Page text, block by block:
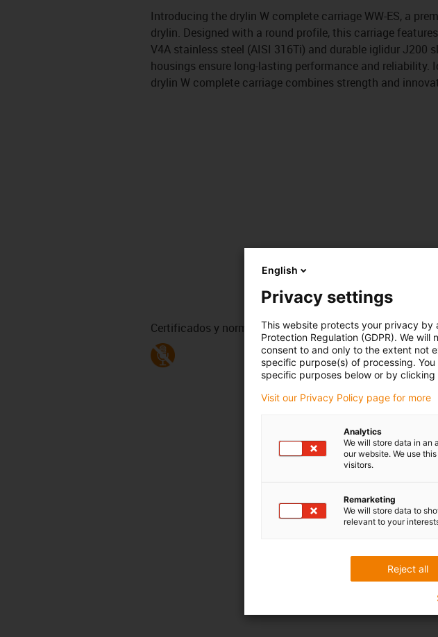
Introducing the drylin W complete carriage WW-ES, a
drylin. Designed with a round profile, this carriage
V4A stainless steel (AISI 316Ti) and durable iglidur J200
housings ensure long-lasting performance and reliability.
drylin W complete carriage combines strength and
Certificados y normativas
English
Privacy settings
This website protects your privacy by
Protection Regulation (GDPR). We
consent to and only to the extent not
specific purpose(s) of processing.
specific purposes below or by clicking
Visit our Privacy Policy page for more
Analytics
We will store data in an
our website. We use
visitors.
Remarketing
We will store data to
relevant to your
Reject all